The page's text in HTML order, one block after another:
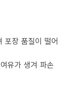
포장 품질이 떨어
유가 생겨 파손